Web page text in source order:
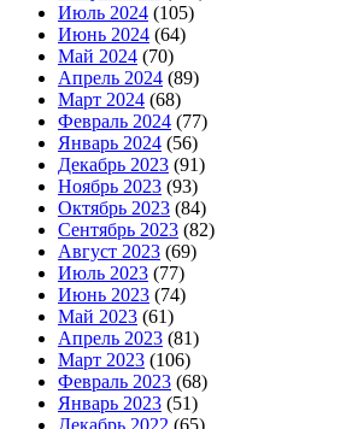
Июль 2024 (105)
Июнь 2024 (64)
Май 2024 (70)
Апрель 2024 (89)
Март 2024 (68)
Февраль 2024 (77)
Январь 2024 (56)
Декабрь 2023 (91)
Ноябрь 2023 (93)
Октябрь 2023 (84)
Сентябрь 2023 (82)
Август 2023 (69)
Июль 2023 (77)
Июнь 2023 (74)
Май 2023 (61)
Апрель 2023 (81)
Март 2023 (106)
Февраль 2023 (68)
Январь 2023 (51)